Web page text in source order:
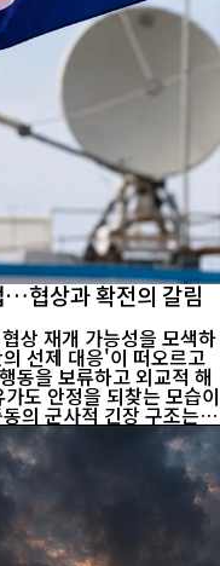
…협상과 확전의 갈림
상 재개 가능성을 모색하
선제 대응'이 떠오르고
동을 보류하고 외교적 해
도 안정을 되찾는 모습이
의 군사적 긴장 구조는
다. 이번 변화의
에서 벗어나 먼저 군사행
스라엘의 공격 이후 보복
내 친이란 세력이 공격받
과시에 무게를 두는 모습
상 국면에서 전략적 우
제기된다. 배경에